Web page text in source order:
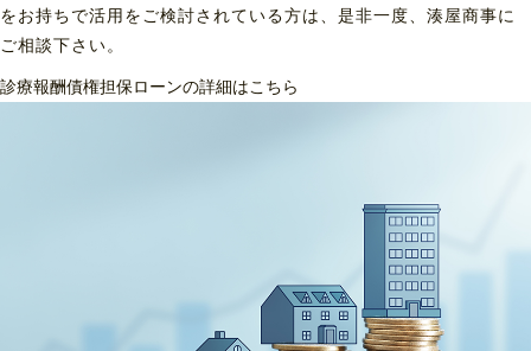
をお持ちで活用をご検討されている方は、是非一度、湊屋商事に
ご相談下さい。
診療報酬債権担保ローンの詳細はこちら